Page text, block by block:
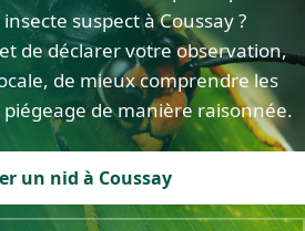
suspect à Coussay ?
de déclarer votre observation,
de mieux comprendre les
de manière raisonnée.
un nid à Coussay